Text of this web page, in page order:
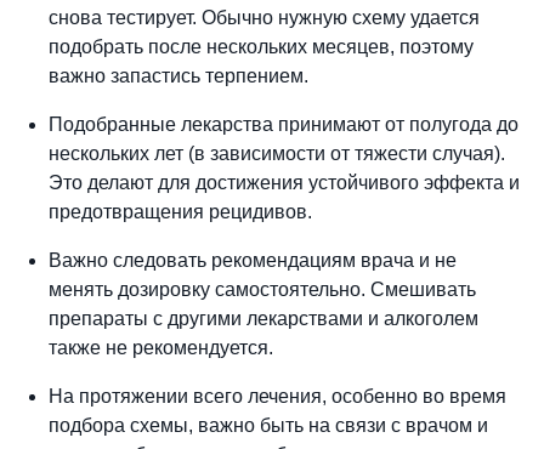
снова тестирует. Обычно нужную схему удается
подобрать после нескольких месяцев, поэтому
важно запастись терпением.
Подобранные лекарства принимают от полугода до
нескольких лет (в зависимости от тяжести случая).
Это делают для достижения устойчивого эффекта и
предотвращения рецидивов.
Важно следовать рекомендациям врача и не
менять дозировку самостоятельно. Смешивать
препараты с другими лекарствами и алкоголем
также не рекомендуется.
На протяжении всего лечения, особенно во время
подбора схемы, важно быть на связи с врачом и